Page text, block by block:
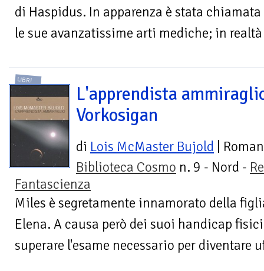
di Haspidus. In apparenza è stata
le sue avanzatissime arti mediche; in
LIBRI
L'apprendista
Vorkosigan
di Lois McMaster Bujold |
Biblioteca Cosmo n. 9 - Nord -
Fantascienza
Miles è segretamente innamorato della
Elena. A causa però dei suoi handicap
superare l'esame necessario per diventare